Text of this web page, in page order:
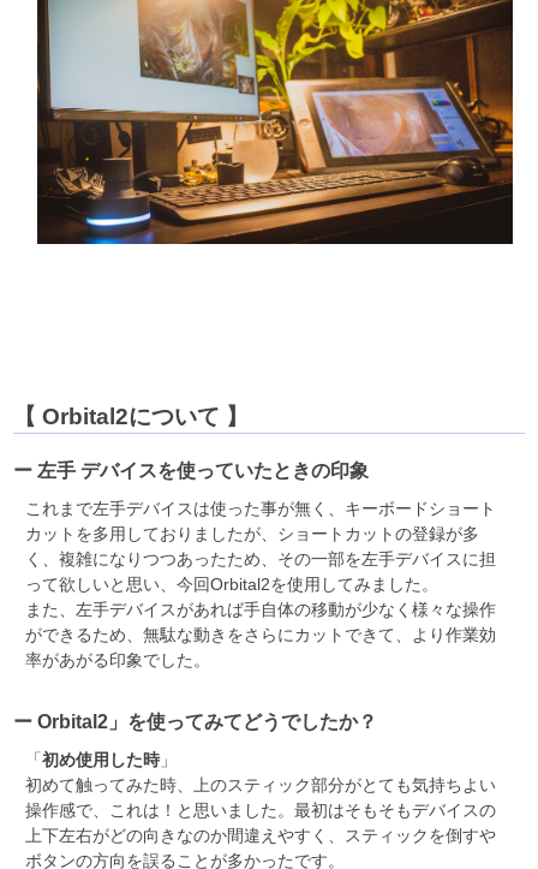
【 Orbital2について 】
ー 左手 デバイスを使っていたときの印象
これまで左手デバイスは使った事が無く、キーボードショート
カットを多用しておりましたが、ショートカットの登録が多
く、複雑になりつつあったため、その一部を左手デバイスに担
って欲しいと思い、今回Orbital2を使用してみました。
また、左手デバイスがあれば手自体の移動が少なく様々な操作
ができるため、無駄な動きをさらにカットできて、より作業効
率があがる印象でした。
ー Orbital2」を使ってみてどうでしたか？
「初め使用した時」
初めて触ってみた時、上のスティック部分がとても気持ちよい
操作感で、これは！と思いました。最初はそもそもデバイスの
上下左右がどの向きなのか間違えやすく、スティックを倒すや
ボタンの方向を誤ることが多かったです。